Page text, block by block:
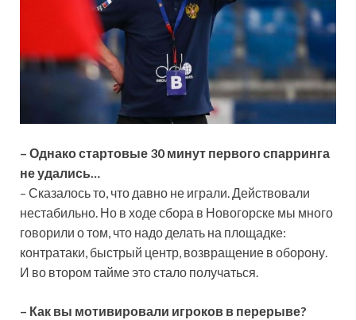
– Однако стартовые 30 минут первого спарринга
не удались…
– Сказалось то, что давно не играли. Действовали
нестабильно. Но в ходе сбора в Новогорске мы много
говорили о том, что надо делать на площадке:
контратаки, быстрый центр, возвращение в оборону.
И во втором тайме это стало получаться.
– Как вы мотивировали игроков в перерыве?